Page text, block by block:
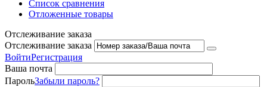
Список сравнения
Отложенные товары
Отслеживание заказа
Отслеживание заказа
ВойтиРегистрация
Ваша почта
ПарольЗабыли пароль?